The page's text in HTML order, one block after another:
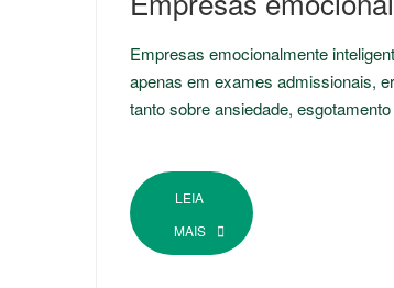
Empresas emocionalmente
apenas em exames admissionais,
tanto sobre ansiedade,
LEIA
MAIS